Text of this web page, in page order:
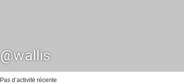
@wallis
Pas d’activité récente